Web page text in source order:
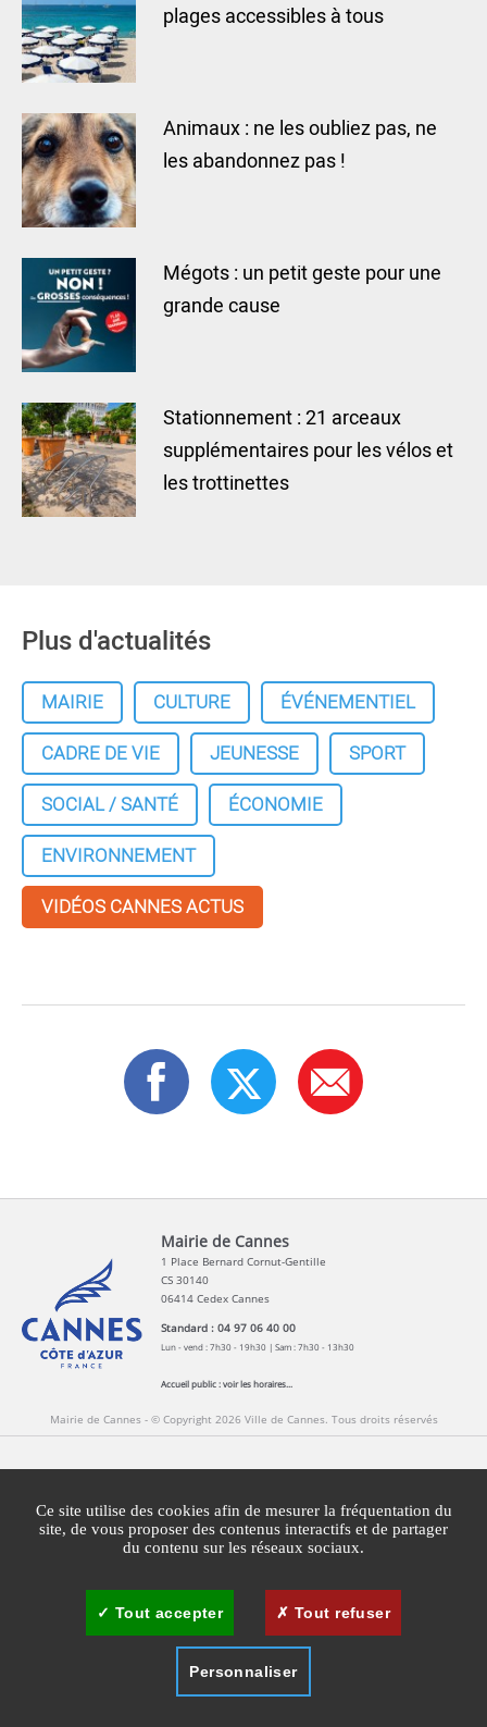
plages accessibles à tous
Animaux : ne les oubliez pas, ne
les abandonnez pas !
Mégots : un petit geste pour une
grande cause
Stationnement : 21 arceaux
supplémentaires pour les vélos et
les trottinettes
Plus d'actualités
MAIRIE CULTURE
ÉVÉNEMENTIEL
CADRE DE VIE
JEUNESSE
SPORT
SOCIAL / SANTÉ
ÉCONOMIE
ENVIRONNEMENT
VIDÉOS CANNES ACTUS
Mairie de Cannes
1 Place Bernard Cornut-Gentille
CS 30140
06414 Cedex Cannes
Standard : 04 97 06 40 00
Lun - vend : 7h30 - 19h30 | Sam : 7h30 - 13h30
Accueil public :voir les horaires...
Mairie de Cannes - © Copyright 2026 Ville de Cannes. Tous droits réservés
Mentions légales Agglomération Cannes Lérins
Plan du site Gestion des cookies
Ce site utilise des cookies afin de mesurer la fréquentation du
site, de vous proposer des contenus interactifs et de partager
du contenu sur les réseaux sociaux.
Tout accepter Tout refuser
Personnaliser